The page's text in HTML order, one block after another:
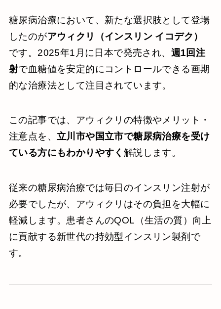
糖尿病治療において、新たな選択肢として登場
したのがアウィクリ（インスリン イコデク）
です。2025年1月に日本で発売され、 週1回注
射で血糖値を安定的にコントロールできる画期
的な治療法として注目されています。
この記事では、アウィクリの特徴やメリット・
注意点を、 立川市や国立市で糖尿病治療を受け
ている方にもわかりやすく 解説します。
従来の糖尿病治療では毎日のインスリン注射が
必要でしたが、アウィクリはその負担を大幅に
軽減します。患者さんのQOL（生活の質）向上
に貢献する新世代の持効型インスリン製剤で
す。